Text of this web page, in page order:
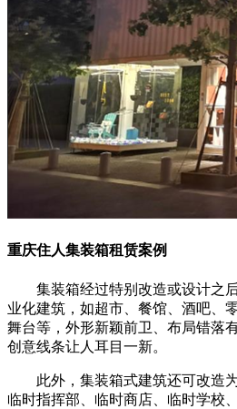
重庆住人集装箱租赁案例
集装箱经过特别改造或设计之后
业化建筑，如超市、餐馆、酒吧、
舞台等，外形新颖前卫、布局错落
创意线条让人耳目一新。
此外，集装箱式建筑还可改造为
临时指挥部、临时商店、临时学校